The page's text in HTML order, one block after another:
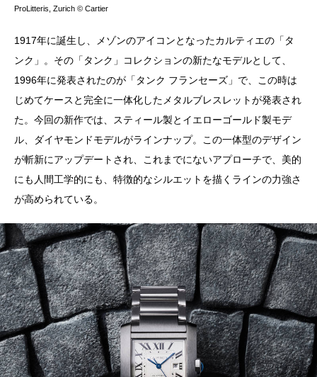
ProLitteris, Zurich © Cartier
1917年に誕生し、メゾンのアイコンとなったカルティエの「タ
ンク」。その「タンク」コレクションの新たなモデルとして、
1996年に発表されたのが「タンク フランセーズ」で、この時は
じめてケースと完全に一体化したメタルブレスレットが発表され
た。今回の新作では、スティール製とイエローゴールド製モデ
ル、ダイヤモンドモデルがラインナップ。この一体型のデザイン
が斬新にアップデートされ、これまでにないアプローチで、美的
にも人間工学的にも、特徴的なシルエットを描くラインの力強さ
が高められている。